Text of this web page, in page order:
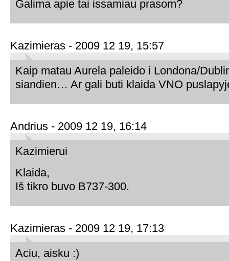
Galima apie tai issamiau prasom?
Kazimieras - 2009 12 19, 15:57
Kaip matau Aurela paleido i Londona/
siandien… Ar gali buti klaida VNO
Andrius - 2009 12 19, 16:14
Kazimierui
Klaida,
Iš tikro buvo B737-300.
Kazimieras - 2009 12 19, 17:13
Aciu, aisku :)